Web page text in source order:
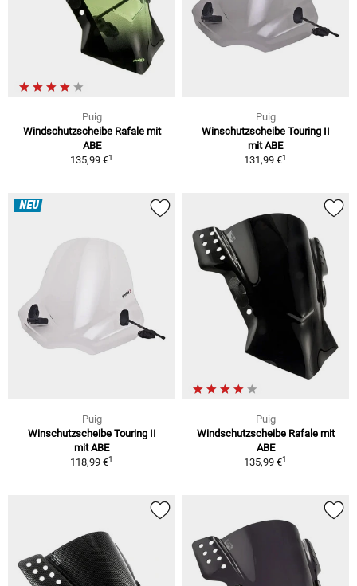
Puig
Windschutzscheibe Rafale mit
ABE
135,99 €1
Puig
Winschutzscheibe Touring II
mit ABE
131,99 €1
NEU
Puig
Winschutzscheibe Touring II
mit ABE
118,99 €1
Puig
Windschutzscheibe Rafale mit
ABE
135,99 €1